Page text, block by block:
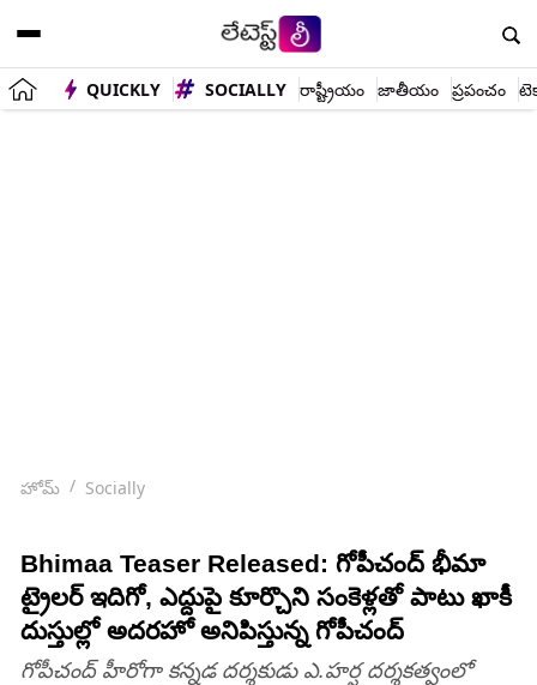
QUICKLY SOCIALLY రాష్ట్రీయం జాతీయం ప్రపంచం
హోమ్ Socially
Bhimaa Teaser Released: గోపీచంద్‌ భీమా
ట్రైలర్ ఇదిగో, ఎద్దుపై కూర్చొని సంకెళ్లతో పాటు ఖాకీ
దుస్తుల్లో అదరహో అనిపిస్తున్న గోపీచంద్
గోపీచంద్‌ హీరోగా కన్నడ దర్శకుడు ఎ.హర్ష దర్శకత్వంలో